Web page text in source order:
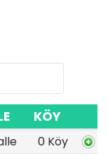
KÖY
0 Köy